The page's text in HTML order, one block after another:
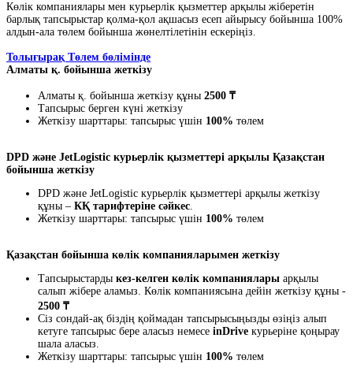
Көлік компаниялары мен курьерлік қызметтер арқылы жіберетін
барлық тапсырыстар қолма-қол ақшасыз есеп айырысу бойынша 100%
алдын-ала төлем бойынша жөнелтілетінін ескеріңіз.
Толығырақ Төлем бөлімінде
Алматы қ. бойынша жеткізу
Алматы қ. бойынша жеткізу құны 2500 ₸
Тапсырыс берген күні жеткізу
Жеткізу шарттары: тапсырыс үшін 100% төлем
DPD және JetLogistic курьерлік қызметтері арқылы Қазақстан
бойынша жеткізу
DPD және JetLogistic курьерлік қызметтері арқылы жеткізу
құны – КҚ тарифтеріне сәйкес.
Жеткізу шарттары: тапсырыс үшін 100% төлем
Қазақстан бойынша көлік компанияларымен жеткізу
Тапсырыстарды кез-келген көлік компаниялары арқылы
салып жібере аламыз. Көлік компаниясына дейін жеткізу құны -
2500 ₸
Сіз сондай-ақ біздің қоймадан тапсырысыңызды өзіңіз алып
кетуге тапсырыс бере аласыз немесе inDrive курьеріне қоңырау
шала аласыз.
Жеткізу шарттары: тапсырыс үшін 100% төлем